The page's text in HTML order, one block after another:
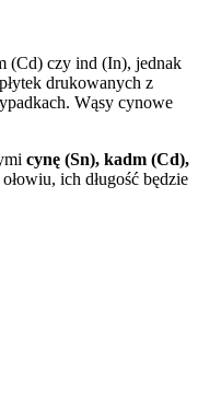
(Cd) czy ind (In), jednak
drukowanych z
Wąsy cynowe
cynę (Sn), kadm (Cd),
ich długość będzie